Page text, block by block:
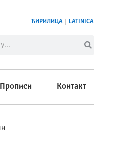
ЋИРИЛИЦА LATINICA
Прописи Контакт